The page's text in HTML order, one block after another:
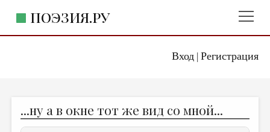
Вход| Регистрация
ПОЭЗИЯ.РУ
ЖАНРЫ
...ну а в окне тот же вид со мной...